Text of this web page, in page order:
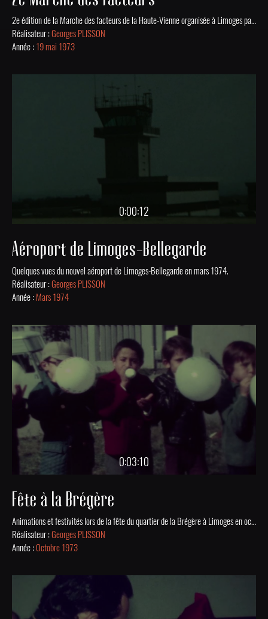
2e édition de la Marche des facteurs de la Haute-Vienne organisée à Limoges par le syndicat CGT des PTT du département et patronné par La Vie Ouvrière le 19 mai 1973. La course dans les rues est suivie d'un concert et de la remise des récompenses en présence de Miss Limoges.
Réalisateur :Georges PLISSON
Année : 19 mai 1973
0:00:12
Aéroport de Limoges-Bellegarde
Quelques vues du nouvel aéroport de Limoges-Bellegarde en mars 1974.
Réalisateur :Georges PLISSON
Année : Mars 1974
0:03:10
Fête à la Brégère
Animations et festivités lors de la fête du quartier de la Brégère à Limoges en octobre 1973.
Réalisateur :Georges PLISSON
Année :Octobre 1973